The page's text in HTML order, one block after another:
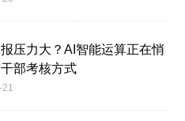
压力大？AI智能运算正在悄
部考核方式
21